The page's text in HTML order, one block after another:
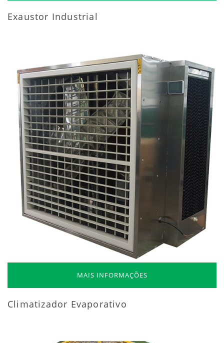
Exaustor Industrial
MAIS INFORMAÇÕES
Climatizador Evaporativo